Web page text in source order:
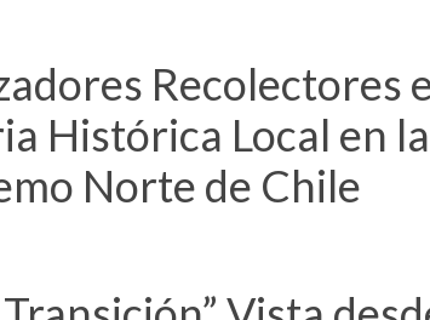
Recolectores
Histórica Local en la
Norte de Chile